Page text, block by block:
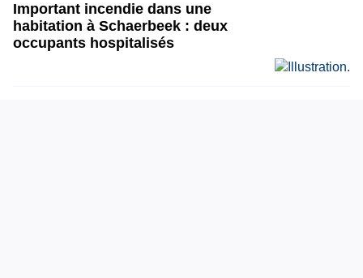
Important incendie dans une
habitation à Schaerbeek : deux
occupants hospitalisés